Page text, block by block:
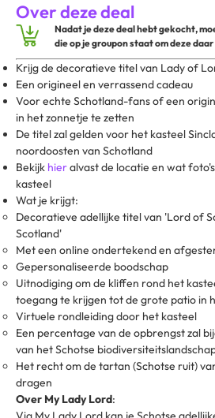
Over deze deal
Nadat je deze deal hebt gekocht,
die op je groupon staat om deze
Krijg de decoratieve titel van Lady of
Een origineel en verrassend cadeau
Voor echte Schotland-fans of een
in het zonnetje te zetten
De titel zal gelden voor het kasteel
noordoosten van Schotland
Bekijk hieralvast de locatie en wat
kasteel
Wat je krijgt:
Decoratieve adellijke titel van 'Lord of
Scotland'
Met een online ondertekend en
Gepersonaliseerde boodschap
Uitnodiging om de kliffen rond het
toegang te krijgen tot de grote patio in
Virtuele rondleiding door het kasteel
Een percentage van de opbrengst zal
van het Schotse
Het recht om de tartan (Schotse ruit)
dragen
Over My Lady Lord: